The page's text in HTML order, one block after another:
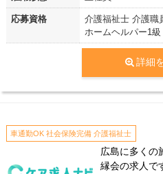
応募資格
介護福祉士 介護職
ホームヘルパー1
詳細
車通勤OK 社会保険完備 介護福祉士
広島に多くの
縁会の求人